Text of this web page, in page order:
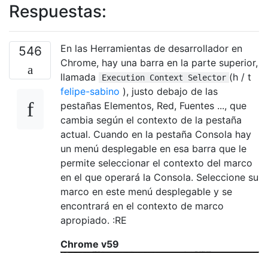
Respuestas:
546
En las Herramientas de desarrollador en
Chrome, hay una barra en la parte superior,
llamada
Execution Context Selector (h / t
felipe-sabino ), justo debajo de las
pestañas Elementos, Red, Fuentes ..., que
cambia según el contexto de la pestaña
actual. Cuando en la pestaña Consola hay
un menú desplegable en esa barra que le
permite seleccionar el contexto del marco
en el que operará la Consola. Seleccione su
marco en este menú desplegable y se
encontrará en el contexto de marco
apropiado. :RE
Chrome v59